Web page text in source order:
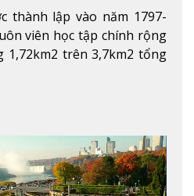
thành lập vào năm 1797-
viên học tập chính rộng
1,72km2 trên 3,7km2 tổng